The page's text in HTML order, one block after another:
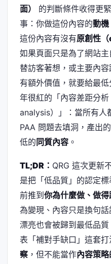
面）
的判斷條件收得更
事：你做這份內容的動機
這份內容有沒有原創性
如果頁面只是為了網站
替訪客著想，或主要內
有額外價值，就要給最
年很紅的「內容差距分
analysis）」：當所有人
PAA 問題去填洞，產出
低的 同質內容 。
TL;DR： QRG 這次更新
是把「低品質」的認定標
前推到你為什麼做、做
為變現、內容只是換句
漂亮也會被歸到最低品
表「補對手缺口」這套
察 ，但不能當作內容策